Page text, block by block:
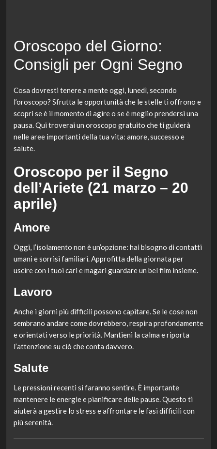
Oroscopo del Giorno:
Consigli per Ogni Segno
Cosa dovresti tenere a mente oggi, lunedì, secondo
l’oroscopo? Sfrutta le opportunità che le stelle ti offrono e
scopri se è il momento di agire o se è meglio prendersi una
pausa. Qui troverai un oroscopo gratuito che ti guiderà
nelle aree importanti della tua vita: amore, successo e
salute.
Oroscopo per il Segno
dell’Ariete (21 marzo – 20
aprile)
Amore
Oggi, l’isolamento non è un’opzione: hai bisogno di contatti
umani e sorrisi familiari. Approfitta della giornata per
uscire con i tuoi cari e magari guardare un bel film insieme.
Lavoro
Anche i giorni più difficili possono capitare. Se le cose non
sembrano andare come dovrebbero, respira profondamente
e orientati verso le priorità. Mantieni la calma e riporta
l’attenzione su ciò che conta davvero.
Salute
Le pressioni recenti si faranno sentire. È importante
mantenere le energie e pianificare delle pause. Questo ti
aiuterà a gestire lo stress e affrontare le fasi difficili con
più serenità.